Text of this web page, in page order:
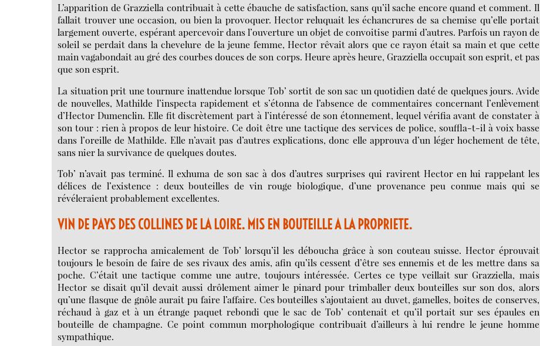
L’apparition de Grazziella contribuait à cette ébauche de satisfaction, sans qu’il sache encore quand et comment. Il
fallait trouver une occasion, ou bien la provoquer. Hector reluquait les échancrures de sa chemise qu’elle portait
largement ouverte, espérant apercevoir dans l’ouverture un objet de convoitise parmi d’autres. Parfois un rayon de
soleil se perdait dans la chevelure de la jeune femme, Hector rêvait alors que ce rayon était sa main et que cette
main vagabondait au gré des courbes douces de son corps. Heure après heure, Grazziella occupait son esprit, et pas
que son esprit.
La situation prit une tournure inattendue lorsque Tob’ sortit de son sac un quotidien daté de quelques jours. Avide
de nouvelles, Mathilde l’inspecta rapidement et s’étonna de l’absence de commentaires concernant l’enlèvement
d’Hector Dumenclin. Elle fit discrètement part à l’intéressé de son étonnement, lequel vérifia avant de constater à
son tour : rien à propos de leur histoire. Ce doit être une tactique des services de police, souffla-t-il à voix basse
dans l’oreille de Mathilde. Elle n’avait pas d’autres explications, donc elle approuva d’un léger hochement de tête,
sans nier la survivance de quelques doutes.
Tob’ n’avait pas terminé. Il exhuma de son sac à dos d’autres surprises qui ravirent Hector en lui rappelant les
délices de l’existence : deux bouteilles de vin rouge biologique, d’une provenance peu connue mais qui se
révéleraient probablement excellentes.
VIN DE PAYS DES COLLINES DE LA LOIRE. MIS EN BOUTEILLE A LA PROPRIETE.
Hector se rapprocha amicalement de Tob’ lorsqu’il les déboucha grâce à son couteau suisse. Hector éprouvait
toujours le besoin de faire de ses rivaux des amis, afin qu’ils cessent d’être ses ennemis et de les mettre dans sa
poche. C’était une tactique comme une autre, toujours intéressée. Certes ce type veillait sur Grazziella, mais
Hector se disait qu’il devait aussi drôlement aimer le pinard pour trimballer deux bouteilles sur son dos, alors
qu’une flasque de gnôle aurait pu faire l’affaire. Ces bouteilles s’ajoutaient au duvet, gamelles, boites de conserves,
réchaud à gaz et à un étrange paquet rebondi que le sac de Tob’ contenait et qu’il portait sur ses épaules en
bouteille de champagne. Ce point commun morphologique contribuait d’ailleurs à lui rendre le jeune homme
sympathique.